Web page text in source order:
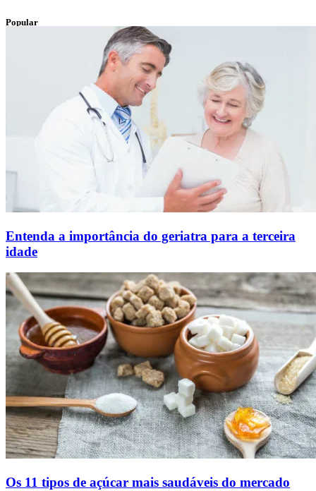
Popular
Entenda a importância do geriatra para a terceira
idade
Os 11 tipos de açúcar mais saudáveis do mercado